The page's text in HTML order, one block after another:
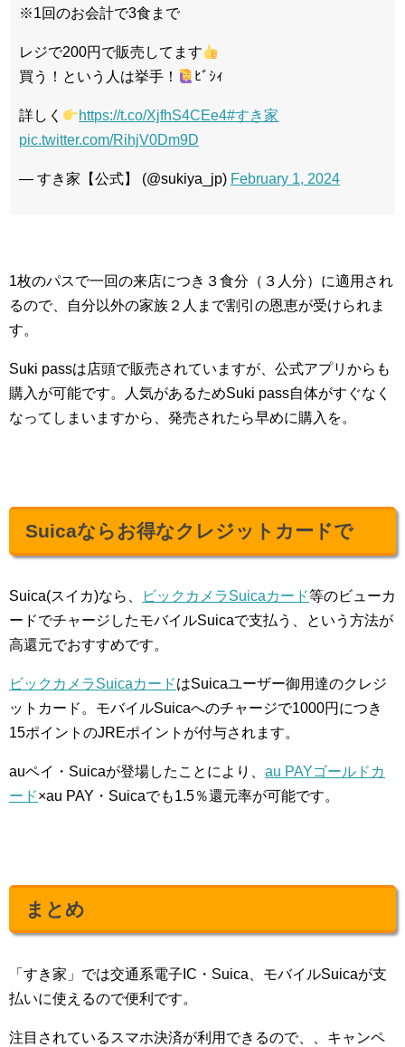
※1回のお会計で3食まで
レジで200円で販売してます
買う！という人は挙手！
ﾋﾞｼｨ
詳しく https://t.co/XjfhS4CEe4#すき家
pic.twitter.com/RihjV0Dm9D
— すき家【公式】 (@sukiya_jp) February 1, 2024
1枚のパスで一回の来店につき３食分（３人分）に適用され
るので、自分以外の家族２人まで割引の恩恵が受けられま
す。
Suki passは店頭で販売されていますが、公式アプリからも
購入が可能です。人気があるためSuki pass自体がすぐなく
なってしまいますから、発売されたら早めに購入を。
Suicaならお得なクレジットカードで
Suica(スイカ)なら、 ビックカメラSuicaカード等のビューカ
ードでチャージしたモバイルSuicaで支払う、という方法が
高還元でおすすめです。
ビックカメラSuicaカードはSuicaユーザー御用達のクレジ
ットカード。モバイルSuicaへのチャージで1000円につき
15ポイントのJREポイントが付与されます。
auペイ・Suicaが登場したことにより、 au PAYゴールドカ
ード×au PAY・Suicaでも1.5％還元率が可能です。
まとめ
「すき家」では交通系電子IC・Suica、モバイルSuicaが支
払いに使えるので便利です。
注目されているスマホ決済が利用できるので、、キャンペ